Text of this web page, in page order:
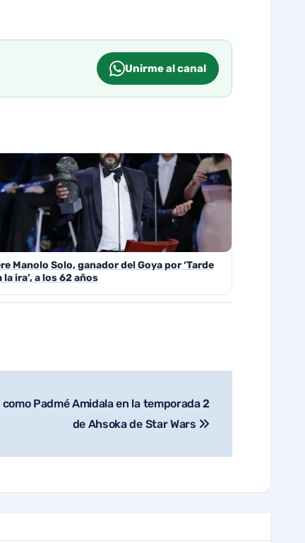
Unirme al canal
Manolo Solo, ganador del Goya por ‘Tarde
la ira’, a los 62 años
Padmé Amidala en la temporada 2
de Ahsoka de Star Wars